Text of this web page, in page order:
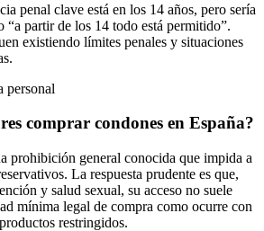
penal clave está en los 14 años, pero sería
“a partir de los 14 todo está permitido”.
existiendo límites penales y situaciones
personal
comprar condones en España?
prohibición general conocida que impida a
La respuesta prudente es que,
y salud sexual, su acceso no suele
mínima legal de compra como ocurre con
restringidos.